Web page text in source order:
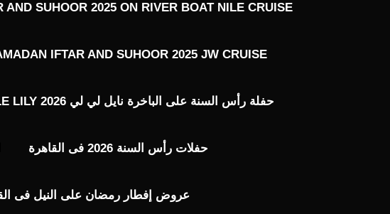
AND SUHOOR 2025 ON RIVER BOAT NILE CRUISE
IFTAR AND SUHOOR 2025 JW CRUISE
حفلة رأس السنة على الباخرة نايل لي لي NILE LILY 2026
حفلات رأس السنة 2026 فى القاهرة
عروض إفطار رمضان على النيل فى